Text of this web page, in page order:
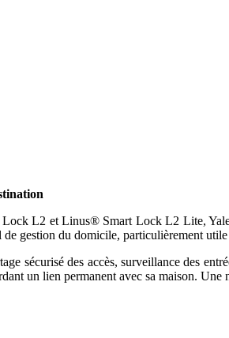
L2 et Linus® Smart Lock L2 Lite, Yale
gestion du domicile, particulièrement utile
sécurisé des accès, surveillance des
un lien permanent avec sa maison.